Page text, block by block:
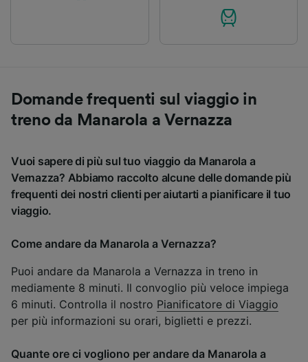
Domande frequenti sul viaggio in
treno da Manarola a Vernazza
Vuoi sapere di più sul tuo viaggio da Manarola a
Vernazza? Abbiamo raccolto alcune delle domande più
frequenti dei nostri clienti per aiutarti a pianificare il tuo
viaggio.
Come andare da Manarola a Vernazza?
Puoi andare da Manarola a Vernazza in treno in
mediamente 8 minuti. Il convoglio più veloce impiega
6 minuti. Controlla il nostro Pianificatore di Viaggio
per più informazioni su orari, biglietti e prezzi.
Quante ore ci vogliono per andare da Manarola a